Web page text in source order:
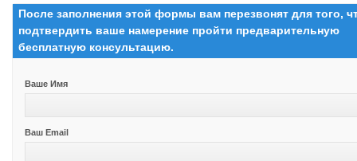
После заполнения этой формы вам перезвонят для того,
подтвердить ваше намерение пройти предварительную
бесплатную консультацию.
Ваше Имя
Ваш Email